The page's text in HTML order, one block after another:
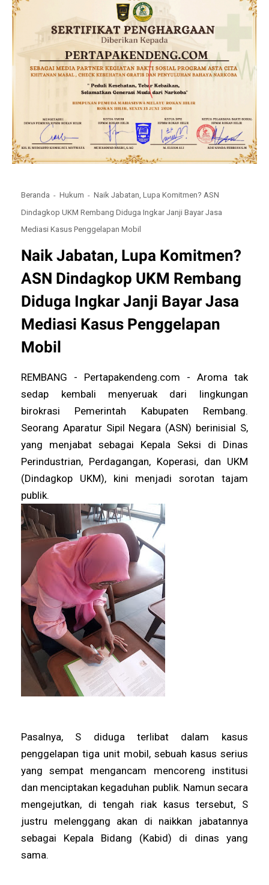
Beranda Hukum
Naik Jabatan, Lupa Komitmen? ASN
Dindagkop UKM Rembang Diduga Ingkar Janji Bayar Jasa
Mediasi Kasus Penggelapan Mobil
Naik Jabatan, Lupa Komitmen?
ASN Dindagkop UKM Rembang
Diduga Ingkar Janji Bayar Jasa
Mediasi Kasus Penggelapan
Mobil
REMBANG - Pertapakendeng.com - Aroma tak
sedap kembali menyeruak dari lingkungan
birokrasi Pemerintah Kabupaten Rembang.
Seorang Aparatur Sipil Negara (ASN) berinisial S,
yang menjabat sebagai Kepala Seksi di Dinas
Perindustrian, Perdagangan, Koperasi, dan UKM
(Dindagkop UKM), kini menjadi sorotan tajam
publik.
Pasalnya, S diduga terlibat dalam kasus
penggelapan tiga unit mobil, sebuah kasus serius
yang sempat mengancam mencoreng institusi
dan menciptakan kegaduhan publik. Namun secara
mengejutkan, di tengah riak kasus tersebut, S
justru melenggang akan di naikkan jabatannya
sebagai Kepala Bidang (Kabid) di dinas yang
sama.